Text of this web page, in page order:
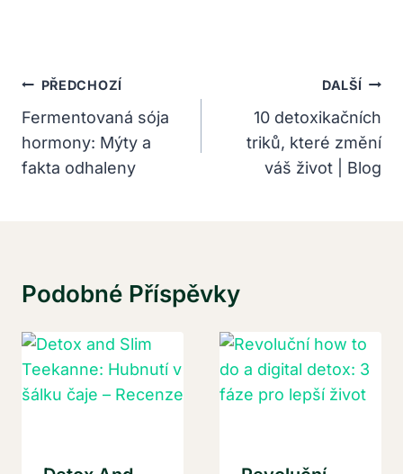
Navigace
Pro
Příspěvek
PŘEDCHOZÍ
Fermentovaná sója
hormony: Mýty a
fakta odhaleny
DALŠÍ
10 detoxikačních
triků, které změní
váš život | Blog
Podobné Příspěvky